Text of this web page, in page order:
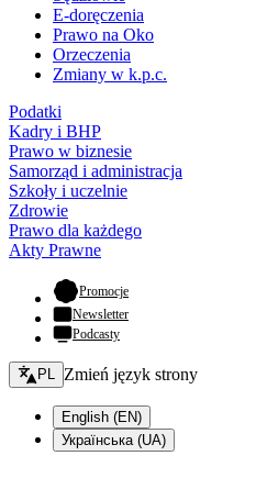
E-doręczenia
Prawo na Oko
Orzeczenia
Zmiany w k.p.c.
Podatki
Kadry i BHP
Prawo w biznesie
Samorząd i administracja
Szkoły i uczelnie
Zdrowie
Prawo dla każdego
Akty Prawne
Promocje- otwiera się w nowej karcie
Newsletter
Podcasty
Zmień język - bieżący:
PL Zmień język strony
English (EN)
Українська (UA)